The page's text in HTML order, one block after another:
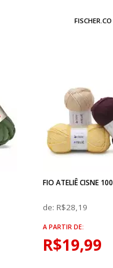
FISCHER.CO
FIO ATELIÊ CISNE
de: R$28,19
A PARTIR DE:
R$19,99